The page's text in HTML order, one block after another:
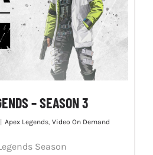
– SEASON 3
| Apex Legends Video On Demand
Season